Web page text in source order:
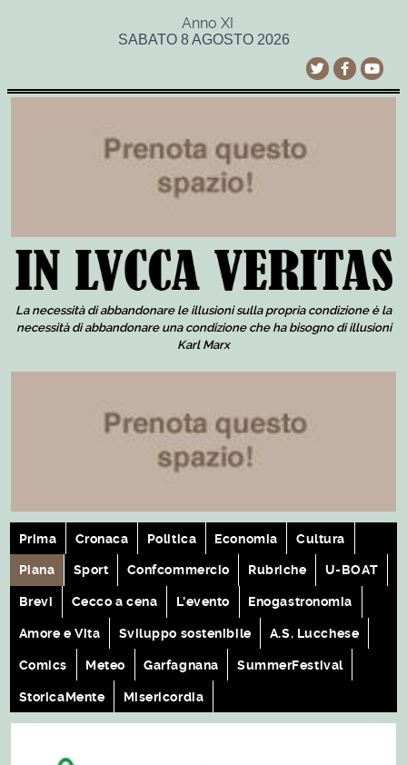
Anno XI
SABATO 8 AGOSTO 2026
La necessità di abbandonare le illusioni sulla propria condizione è la
necessità di abbandonare una condizione che ha bisogno di illusioni
Karl Marx
Prima Cronaca Politica Economia Cultura
Piana Sport Confcommercio Rubriche U-BOAT
Brevi Cecco a cena L'evento Enogastronomia
Amore e Vita Sviluppo sostenibile A.S. Lucchese
Comics Meteo Garfagnana SummerFestival
StoricaMente Misericordia